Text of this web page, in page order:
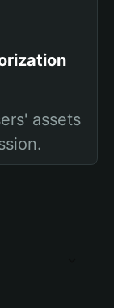
assets